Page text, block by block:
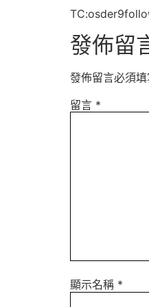
發佈留
發佈留言必須
留言 *
顯示名稱 *